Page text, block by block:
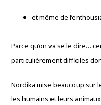
et même de
Parce qu’on va se le dire…
particulièrement difficiles
Nordika mise beaucoup sur
les humains et leurs